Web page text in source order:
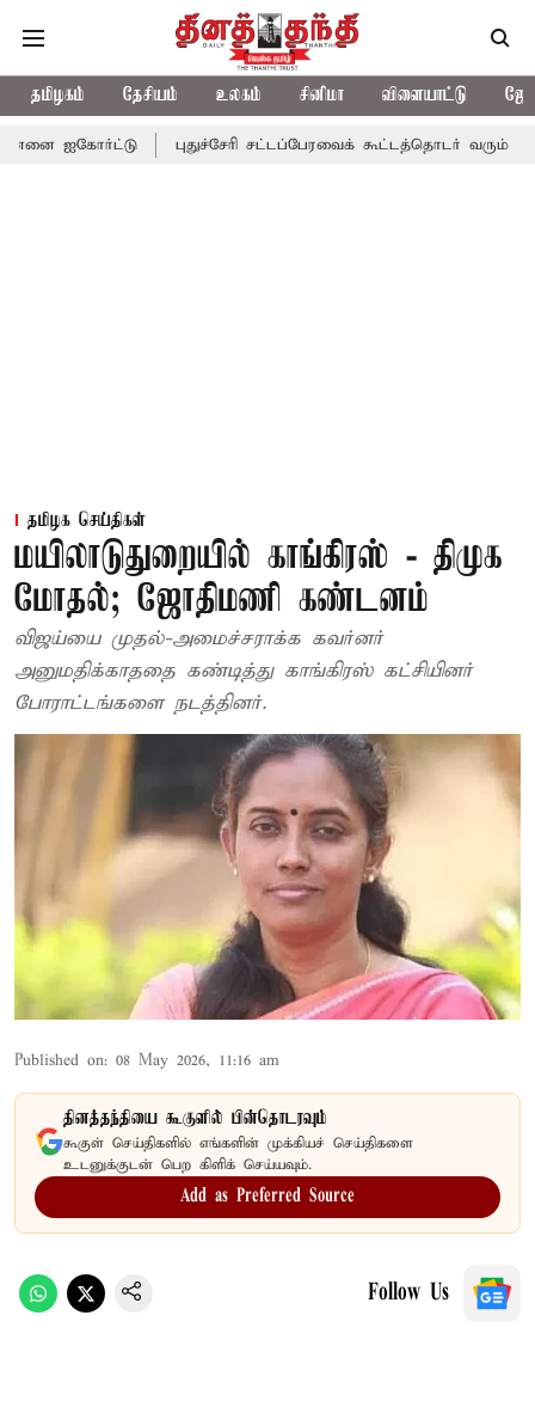
தமிழகம் தேசியம் உலகம் சினிமா விளையாட்டு
புதுச்சேரி சட்டப்பேரவைக் கூட்டத்தொடர் வரும் 24ம்
தமிழக செய்திகள்
மயிலாடுதுறையில் காங்கிரஸ் - திமுக
மோதல்; ஜோதிமணி கண்டனம்
விஜய்யை முதல்-அமைச்சராக்க கவர்னர்
அனுமதிக்காததை கண்டித்து காங்கிரஸ் கட்சியினர்
போராட்டங்களை நடத்தினர்.
Published on: 08 May 2026, 11:16 am
தினத்தந்தியை கூகுளில் பின்தொடரவும்
கூகுள் செய்திகளில் எங்களின் முக்கியச் செய்திகளை
உடனுக்குடன் பெற கிளிக் செய்யவும்.
Add as Preferred Source
Follow Us